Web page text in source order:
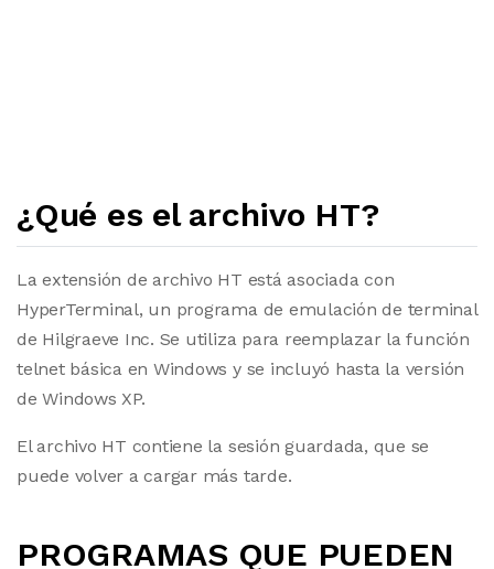
¿Qué es el archivo HT?
La extensión de archivo HT está asociada con
HyperTerminal, un programa de emulación de terminal
de Hilgraeve Inc. Se utiliza para reemplazar la función
telnet básica en Windows y se incluyó hasta la versión
de Windows XP.
El archivo HT contiene la sesión guardada, que se
puede volver a cargar más tarde.
PROGRAMAS QUE PUEDEN